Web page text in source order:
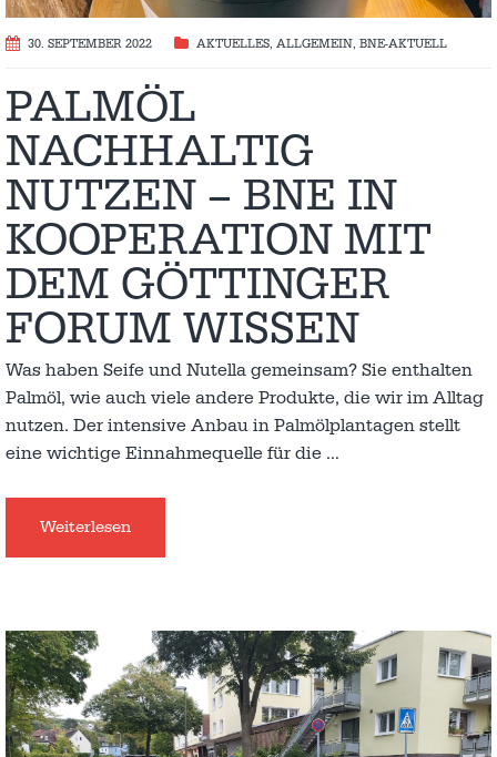
30. SEPTEMBER 2022 AKTUELLES, ALLGEMEIN, BNE-AKTUELL
PALMÖL
NACHHALTIG
NUTZEN – BNE IN
KOOPERATION MIT
DEM GÖTTINGER
FORUM WISSEN
Was haben Seife und Nutella gemeinsam? Sie enthalten
Palmöl, wie auch viele andere Produkte, die wir im Alltag
nutzen. Der intensive Anbau in Palmölplantagen stellt
eine wichtige Einnahmequelle für die …
Weiterlesen